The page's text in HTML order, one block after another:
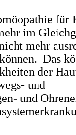
für
im
mehr
Das
der
und
und